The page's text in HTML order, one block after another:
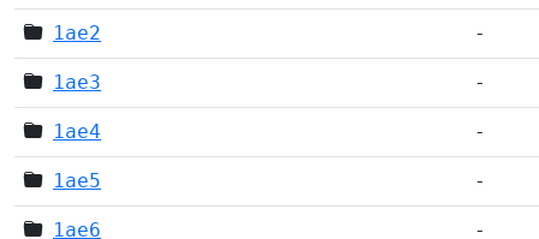
1ae2 -
1ae3 -
1ae4 -
1ae5 -
1ae6 -